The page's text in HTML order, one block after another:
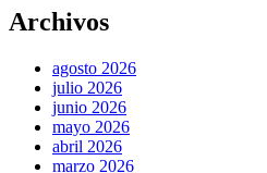
Archivos
agosto 2026
julio 2026
junio 2026
mayo 2026
abril 2026
marzo 2026